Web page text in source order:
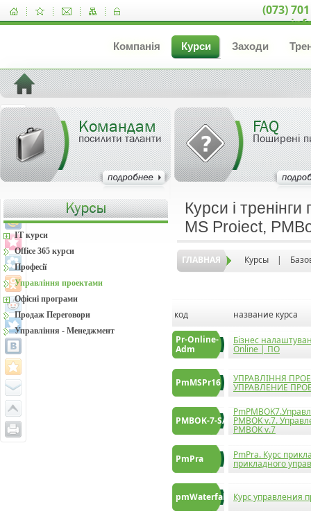
(073)
Компанія Курси Заходи
Командам
посилити таланти
FAQ
Поширені
Курси і
MS Proiect,
ГЛАВНАЯ Курсы |
код название курса
Pr-Online-
Adm
Бізнес
Online | ПО
PmMSPr16 УПРАВЛІННЯ
УПРАВЛЕНИЕ
PMBOK-7-SA PMBOK v.7.
PMBOK v.7
PmPra PmPra. Курс
прикладного
pmWaterfall Курс управления
IT курси
Office 365 курси
Професії
Управління проектами
Офісні програми
Продаж Переговори
Управління - Менеджмент